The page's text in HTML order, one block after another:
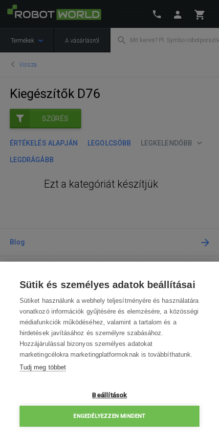
Termékek A vásárlásról
Vissza
Kiegészítők D76
SZŰRÉS
ÉRTÉKELÉS ALAPJÁN LEGOLCSÓBB LEGKELENDŐBB
LEGDRÁGÁBB
Ezt a kategóriát készítjük
Blog
A vásárlásról
Kapcsolat
Lépjen kapcsolatba velünk
Hé-Pé 8:00—16:30
Sütik és személyes adatok beállításai
Sütiket használunk a webhely teljesítményére és használatára
vonatkozó információk gyűjtésére és elemzésére, a közösségi
médiafunkciók működéséhez, valamint a tartalom és a
hirdetések javításához és személyre szabásához.
Hozzájárulással bizonyos személyes adatokat
marketingcélokra marketingplatformoknak is továbbíthatunk.
Tudj meg többet
Beállítások
ENGEDÉLYEZZEN MINDENT